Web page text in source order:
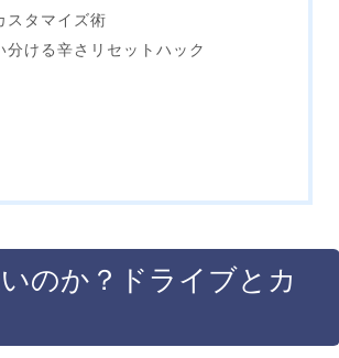
スタマイズ術
ける辛さリセットハック
のか？ドライブとカ